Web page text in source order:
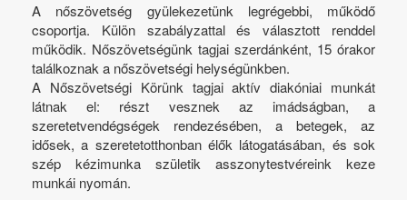
A nőszövetség gyülekezetünk legrégebbi, működő
csoportja. Külön szabályzattal és választott renddel
működik. Nőszövetségünk tagjai szerdánként, 15 órakor
találkoznak a nőszövetségi helységünkben.
A Nőszövetségi Körünk tagjai aktív diakóniai munkát
látnak el: részt vesznek az imádságban, a
szeretetvendégségek rendezésében, a betegek, az
idősek, a szeretetotthonban élők látogatásában, és sok
szép kézimunka születik asszonytestvéreink keze
munkái nyomán.